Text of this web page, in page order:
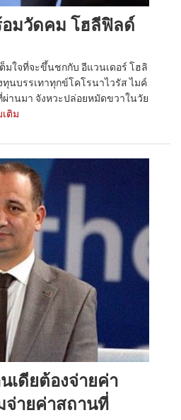
มวัดคม โฮลีฟิลด์
มใจที่จะขึ้นชกกับ อีแวนเดอร์ โฮลิ
ทุนบรรเทาทุกข์โคโรนาไวรัส ไมค์
านมา จังหวะปล่อยหมัดขวาในวัย
ติม
เดียต้องจ่ายค่า
จ่ายค่าสถานที่